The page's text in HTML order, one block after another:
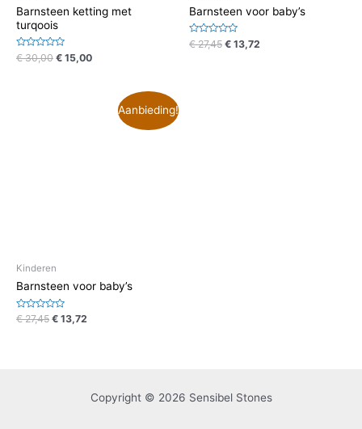
Barnsteen ketting met
turqoois
Waardering
0
€30,00 € 15,00
Barnsteen voor baby’s
Waardering
0
€27,45 € 13,72
Aanbieding!
Kinderen
Barnsteen voor baby’s
Waardering
€27,45 € 13,72
Copyright © 2026 Sensibel Stones